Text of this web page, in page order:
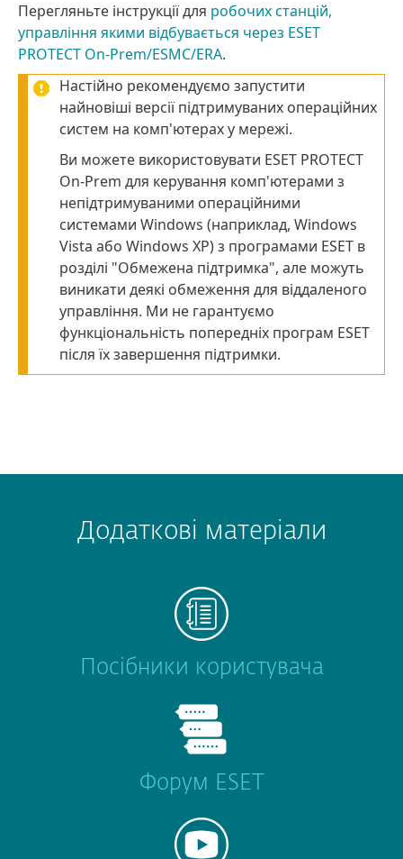
Перегляньте інструкції для робочих станцій,
управління якими відбувається через ESET
PROTECT On-Prem/ESMC/ERA.
Настійно рекомендуємо запустити
найновіші версії підтримуваних операційних
систем на комп'ютерах у мережі.
Ви можете використовувати ESET PROTECT
On-Prem для керування комп'ютерами з
непідтримуваними операційними
системами Windows (наприклад, Windows
Vista або Windows XP) з програмами ESET в
розділі "Обмежена підтримка", але можуть
виникати деякі обмеження для віддаленого
управління. Ми не гарантуємо
функціональність попередніх програм ESET
після їх завершення підтримки.
Додаткові матеріали
Посібники користувача
Форум ESET